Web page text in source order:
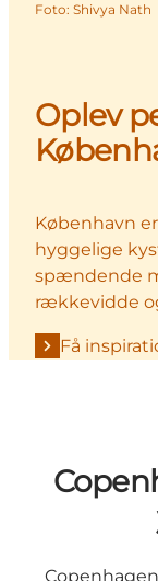
Foto: Shivya Nath
Oplev
København
hyggelige
spændende
rækkevidde
Få